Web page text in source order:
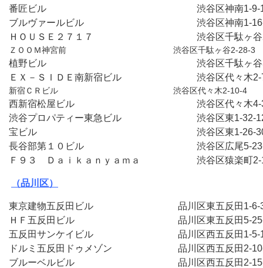
番匠ビル　　　　　　　　　　　　　　　　渋谷区
ブルヴァールビル　　　　　　　　　　　　渋谷区
ＨＯＵＳＥ２７１７　　　　　　　　　　　渋谷区千駄
ＺＯＯＭ神宮前　　　　　　　　　　　　　渋谷区千駄ヶ谷2-28-3
植野ビル　　　　　　　　　　　　　　　　渋谷区千駄
ＥＸ－ＳＩＤＥ南新宿ビル　　　　　　　　渋谷区代
新宿ＣＲビル　　　　　　　　　　　　　　渋谷区代々木2-10-4
西新宿松屋ビル　　　　　　　　　　　　　渋谷区代
渋谷プロパティー東急ビル　　　　　　　　渋谷
宝ビル　　　　　　　　　　　　　　　　　渋谷
長谷部第１０ビル　　　　　　　　　　　　渋谷
Ｆ９３　Ｄａｉｋａｎｙａｍａ　　　　　　渋谷
（品川区）
東京建物五反田ビル　　　　　　　　　品川区東
ＨＦ五反田ビル　　　　　　　　　　　品川区東五
五反田サンケイビル　　　　　　　　　品川区西
ドルミ五反田ドゥメゾン　　　　　　　品川区西
ブルーベルビル　　　　　　　　　　　品川区西